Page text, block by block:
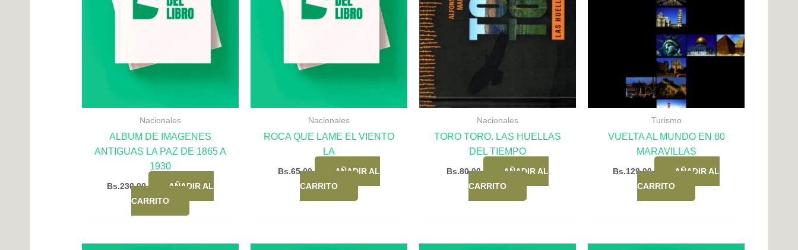
Nacionales
ALBUM DE IMAGENES
ANTIGUAS LA PAZ DE 1865 A
1930
Bs.230,00
AÑADIR AL
CARRITO
Nacionales
ROCA QUE LAME EL VIENTO
LA
Bs.65,00
AÑADIR AL
CARRITO
Nacionales
TORO TORO. LAS HUELLAS
DEL TIEMPO
Bs.80,00
AÑADIR AL
CARRITO
Turismo
VUELTA AL MUNDO EN 80
MARAVILLAS
Bs.129,00
AÑADIR AL
CARRITO